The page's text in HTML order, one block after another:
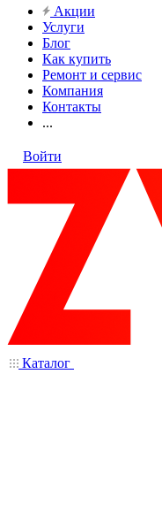
Акции
Услуги
Блог
Как купить
Ремонт и сервис
Компания
Контакты
...
Войти
Каталог